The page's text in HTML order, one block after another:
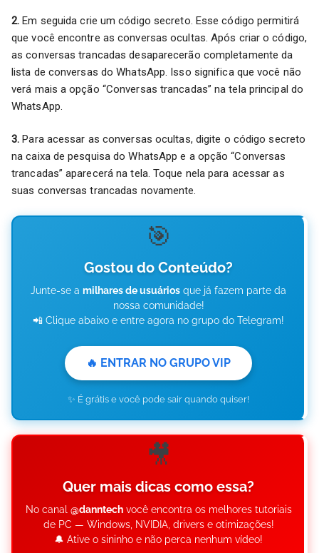
2. Em seguida crie um código secreto. Esse código permitirá
que você encontre as conversas ocultas. Após criar o código,
as conversas trancadas desaparecerão completamente da
lista de conversas do WhatsApp. Isso significa que você não
verá mais a opção “Conversas trancadas” na tela principal do
WhatsApp.
3. Para acessar as conversas ocultas, digite o código secreto
na caixa de pesquisa do WhatsApp e a opção “Conversas
trancadas” aparecerá na tela. Toque nela para acessar as
suas conversas trancadas novamente.
🎯
Gostou do Conteúdo?
Junte-se a milhares de usuários que já fazem parte da
nossa comunidade!
📲 Clique abaixo e entre agora no grupo do Telegram!
🔥 ENTRAR NO GRUPO VIP
✨ É grátis e você pode sair quando quiser!
🎥
Quer mais dicas como essa?
No canal @danntechvocê encontra os melhores tutoriais
de PC — Windows, NVIDIA, drivers e otimizações!
🔔 Ative o sininho e não perca nenhum vídeo!